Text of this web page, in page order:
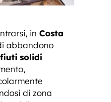
in Costa
abbandono
solidi
di zona